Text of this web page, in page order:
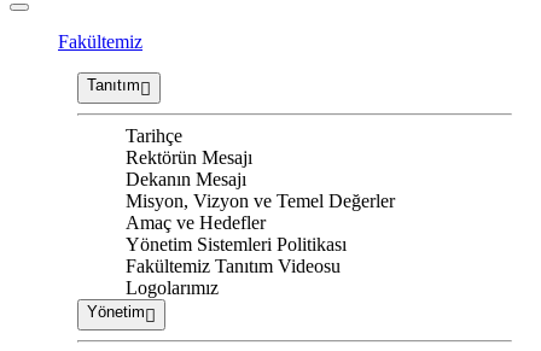
Fakültemiz
Tanıtım
Tarihçe
Rektörün Mesajı
Dekanın Mesajı
Misyon, Vizyon ve Temel Değerler
Amaç ve Hedefler
Yönetim Sistemleri Politikası
Fakültemiz Tanıtım Videosu
Logolarımız
Yönetim